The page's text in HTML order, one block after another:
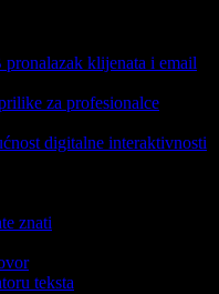
klijenata i email
za profesionalce
digitalne interaktivnosti
znati
teksta